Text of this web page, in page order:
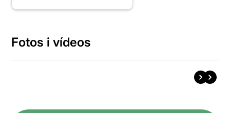
Fotos i vídeos